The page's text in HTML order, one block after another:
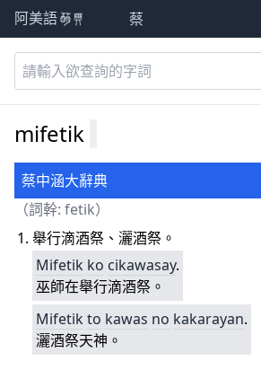
阿美語萌典 蔡
mifetik
蔡中涵大辭典
（詞幹: fetik）
舉行滴酒祭、灑酒祭。
Mifetik ko cikawasay.
巫師在舉行滴酒祭。
Mifetik to kawas no kakarayan.
灑酒祭天神。